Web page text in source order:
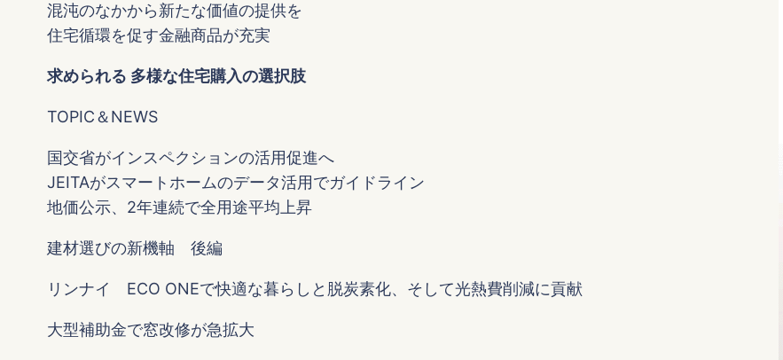
混沌のなかから新たな価値の提供を
住宅循環を促す金融商品が充実
求められる 多様な住宅購入の選択肢
TOPIC＆NEWS
国交省がインスペクションの活用促進へ
JEITAがスマートホームのデータ活用でガイドライン
地価公示、2年連続で全用途平均上昇
建材選びの新機軸 後編
リンナイ ECO ONEで快適な暮らしと脱炭素化、そして光熱費削減に貢献
大型補助金で窓改修が急拡大